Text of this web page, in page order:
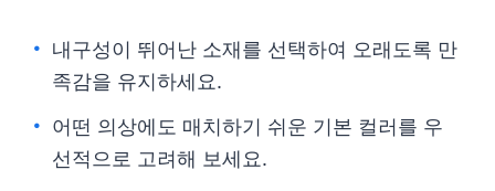
내구성이 뛰어난 소재를 선택하여 오래도록 만
족감을 유지하세요.
어떤 의상에도 매치하기 쉬운 기본 컬러를 우
선적으로 고려해 보세요.